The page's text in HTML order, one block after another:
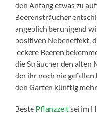
den Anfang etwas zu
Beerensträucher
angeblich beruhigend
positiven Nebeneffekt,
leckere Beeren
die Sträucher den alten
der ihr noch nie
den Garten künftig
Beste Pflanzzeitsei im